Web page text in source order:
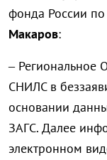
фонда России по
Макаров:
– Региональное
СНИЛС в
основании
ЗАГС. Далее
электронном